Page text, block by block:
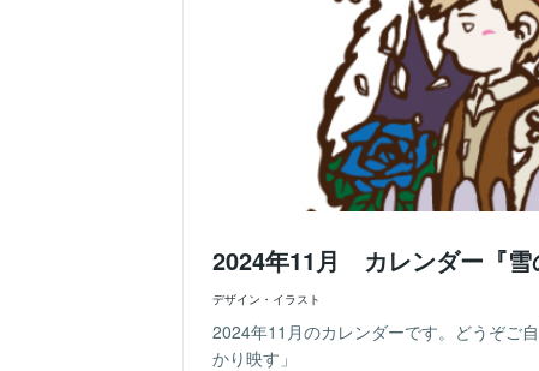
2024年11月 カレンダー『雪
デザイン・イラスト
2024年11月のカレンダーです。どうぞご
かり映す」